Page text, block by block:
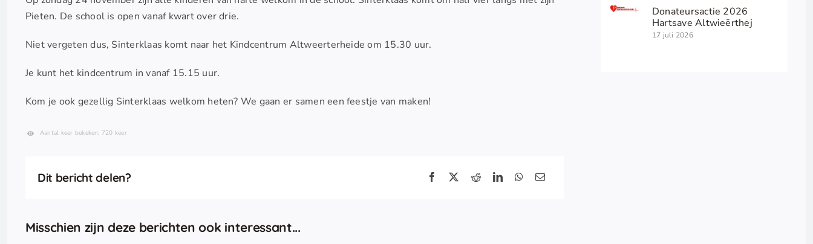
Pieten. De school is open vanaf kwart over drie.
Niet vergeten dus, Sinterklaas komt naar het Kindcentrum Altweerterheide om 15.30 uur.
Je kunt het kindcentrum in vanaf 15.15 uur.
Kom je ook gezellig Sinterklaas welkom heten? We gaan er samen een feestje van maken!
Aantal keer bekeken: 720 keer
Dit bericht delen?
Misschien zijn deze berichten ook interessant...
Donateursactie 2026
Hartsave Altwieërthej
17 juli 2026